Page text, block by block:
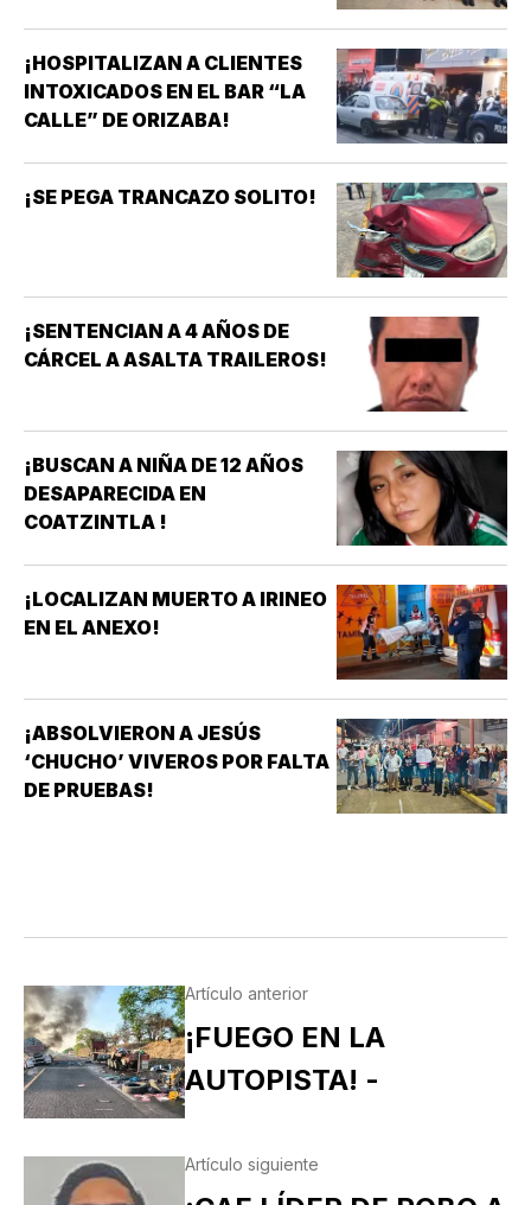
¡HOSPITALIZAN A CLIENTES
INTOXICADOS EN EL BAR “LA
CALLE” DE ORIZABA!
¡SE PEGA TRANCAZO SOLITO!
¡SENTENCIAN A 4 AÑOS DE
CÁRCEL A ASALTA TRAILEROS!
¡BUSCAN A NIÑA DE 12 AÑOS
DESAPARECIDA EN
COATZINTLA !
¡LOCALIZAN MUERTO A IRINEO
EN EL ANEXO!
¡ABSOLVIERON A JESÚS
‘CHUCHO’ VIVEROS POR FALTA
DE PRUEBAS!
Artículo anterior
¡FUEGO EN LA
AUTOPISTA! -
Artículo siguiente